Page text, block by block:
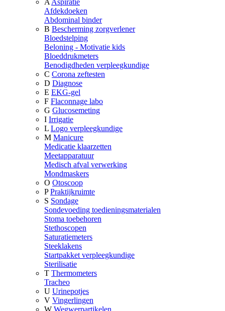
A Aspiratie
Afdekdoeken
Abdominal binder
B Bescherming zorgverlener
Bloedstelping
Beloning - Motivatie kids
Bloeddrukmeters
Benodigdheden verpleegkundige
C Corona zeftesten
D Diagnose
E EKG-gel
F Flaconnage labo
G Glucosemeting
I Irrigatie
L Logo verpleegkundige
M Manicure
Medicatie klaarzetten
Meetapparatuur
Medisch afval verwerking
Mondmaskers
O Otoscoop
P Praktijkruimte
S Sondage
Sondevoeding toedieningsmaterialen
Stoma toebehoren
Stethoscopen
Saturatiemeters
Steeklakens
Startpakket verpleegkundige
Sterilisatie
T Thermometers
Tracheo
U Urinepotjes
V Vingerlingen